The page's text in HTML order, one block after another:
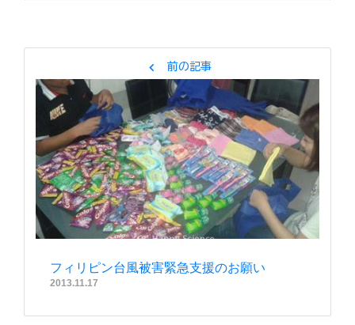
chevron_left 前の記事
フィリピン台風被害緊急支援のお願い
2013.11.17